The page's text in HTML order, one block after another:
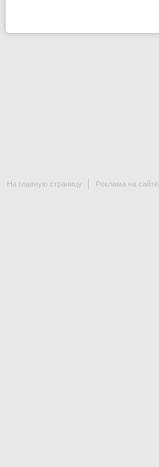
На главную страницу Реклама на сайте